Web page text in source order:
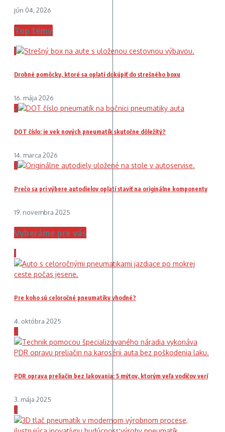
jún 04, 2026
Top témy
1
Drobné pomôcky, ktoré sa oplatí dokúpiť do strešného boxu
16. mája 2026
2
DOT číslo: je vek nových pneumatík skutočne dôležitý?
14. marca 2026
3
Prečo sa pri výbere autodielov oplatí staviť na originálne komponenty
19. novembra 2025
Vyberáme pre vás
1
Pre koho sú celoročné pneumatiky vhodné?
4. októbra 2025
2
PDR oprava preliačin bez lakovania: 5 mýtov, ktorým veľa vodičov verí
3. mája 2025
3